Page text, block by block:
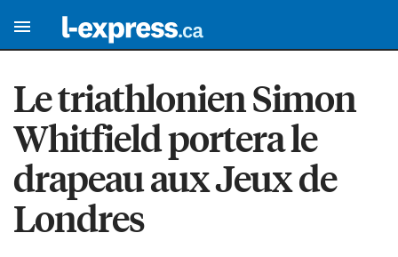
Le triathlonien Simon
Whitfield portera le
drapeau aux Jeux de
Londres